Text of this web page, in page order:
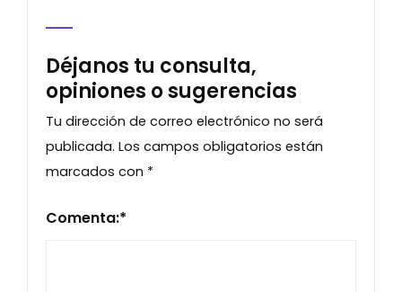
Déjanos tu consulta,
opiniones o sugerencias
Tu dirección de correo electrónico no será
publicada. Los campos obligatorios están
marcados con *
Comenta:*